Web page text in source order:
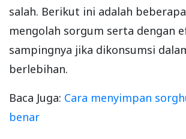
salah. Berikut ini adalah
mengolah sorgum serta dengan
sampingnya jika dikonsumsi
berlebihan.
Baca Juga: Cara menyimpan
benar